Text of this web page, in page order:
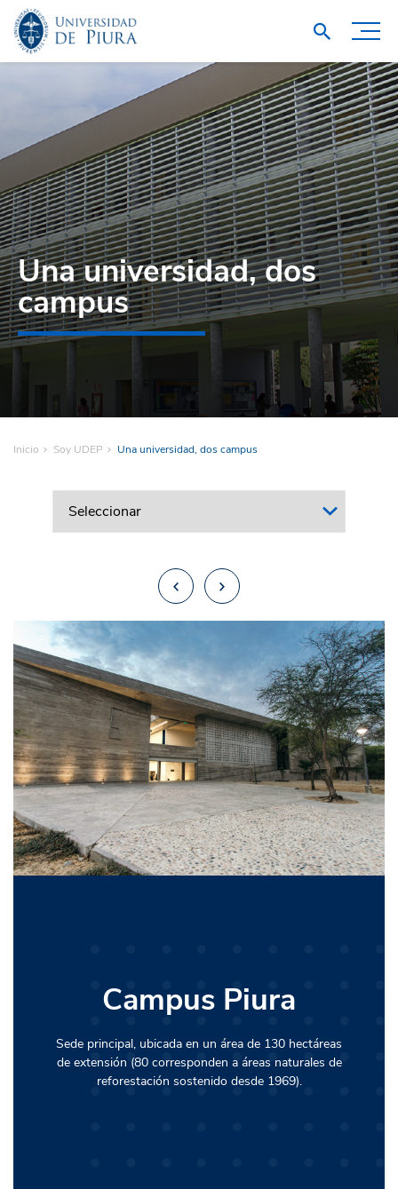
Una universidad, dos
campus
Inicio Soy UDEP Una universidad, dos campus
Campus Piura
Sede principal, ubicada en un área de 130 hectáreas
de extensión (80 corresponden a áreas naturales de
reforestación sostenido desde 1969).
Campus Lima
Ubicado en el centro turístico y comercial del distrito
de Miraflores, que comprende una infraestructura de
23 mil metros cuadrados.